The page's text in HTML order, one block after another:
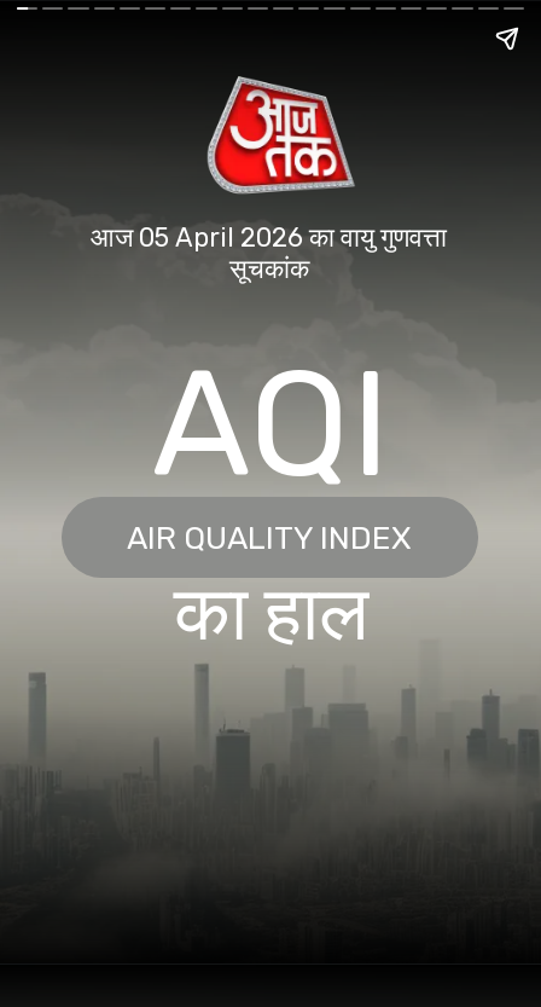
AQI
का हाल
AIR QUALITY INDEX
आज 05 April 2026 का वायु गुणवत्ता
सूचकांक